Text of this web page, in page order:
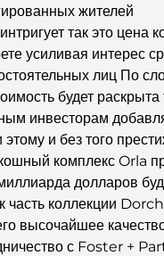
Палм-Джумейра:
на 2026 год.
рестораны в центре
города
залов в районе
уровне.
по ресторанам
жителей
так это цена
усиливая интерес
лиц По
будет раскрыта
инвесторам
этому и без того
комплекс Orla
долларов
часть коллекции
высочайшее
с Foster +